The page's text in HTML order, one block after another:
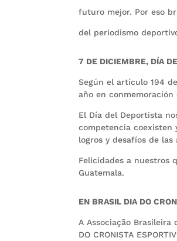
futuro mejor. Por eso
del periodismo
7 DE DICIEMBRE, DÍA
Según el artículo 194
año en
El Día del Deportista
competencia coexisten
logros y desafíos de
Felicidades a nuestros
Guatemala.
EN BRASIL DIA DO
A Associação Brasileira
DO CRONISTA